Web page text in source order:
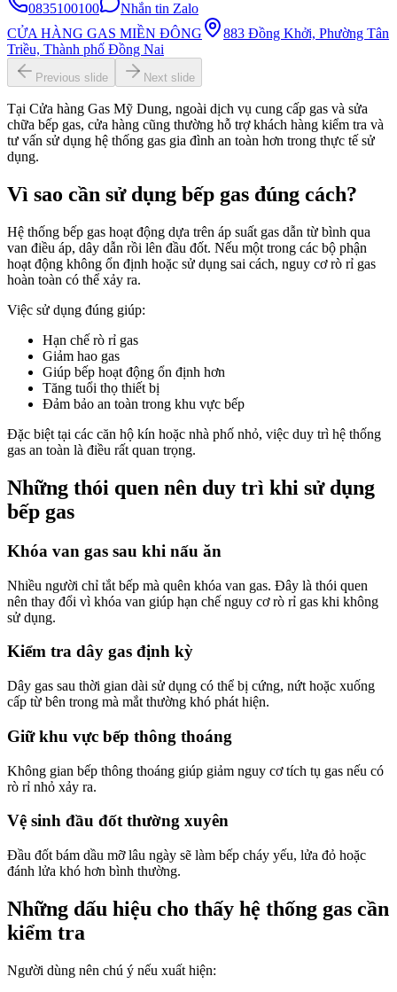
0835100100
Nhắn tin Zalo
CỬA HÀNG GAS MIỀN ĐÔNG
883 Đồng Khởi, Phường Tân
Triều, Thành phố Đồng Nai
Previous slide Next slide
Tại Cửa hàng Gas Mỹ Dung, ngoài dịch vụ cung cấp gas và sửa
chữa bếp gas, cửa hàng cũng thường hỗ trợ khách hàng kiểm tra và
tư vấn sử dụng hệ thống gas gia đình an toàn hơn trong thực tế sử
dụng.
Vì sao cần sử dụng bếp gas đúng cách?
Hệ thống bếp gas hoạt động dựa trên áp suất gas dẫn từ bình qua
van điều áp, dây dẫn rồi lên đầu đốt. Nếu một trong các bộ phận
hoạt động không ổn định hoặc sử dụng sai cách, nguy cơ rò rỉ gas
hoàn toàn có thể xảy ra.
Việc sử dụng đúng giúp:
Hạn chế rò rỉ gas
Giảm hao gas
Giúp bếp hoạt động ổn định hơn
Tăng tuổi thọ thiết bị
Đảm bảo an toàn trong khu vực bếp
Đặc biệt tại các căn hộ kín hoặc nhà phố nhỏ, việc duy trì hệ thống
gas an toàn là điều rất quan trọng.
Những thói quen nên duy trì khi sử dụng
bếp gas
Khóa van gas sau khi nấu ăn
Nhiều người chỉ tắt bếp mà quên khóa van gas. Đây là thói quen
nên thay đổi vì khóa van giúp hạn chế nguy cơ rò rỉ gas khi không
sử dụng.
Kiểm tra dây gas định kỳ
Dây gas sau thời gian dài sử dụng có thể bị cứng, nứt hoặc xuống
cấp từ bên trong mà mắt thường khó phát hiện.
Giữ khu vực bếp thông thoáng
Không gian bếp thông thoáng giúp giảm nguy cơ tích tụ gas nếu có
rò rỉ nhỏ xảy ra.
Vệ sinh đầu đốt thường xuyên
Đầu đốt bám dầu mỡ lâu ngày sẽ làm bếp cháy yếu, lửa đỏ hoặc
đánh lửa khó hơn bình thường.
Những dấu hiệu cho thấy hệ thống gas cần
kiểm tra
Người dùng nên chú ý nếu xuất hiện: